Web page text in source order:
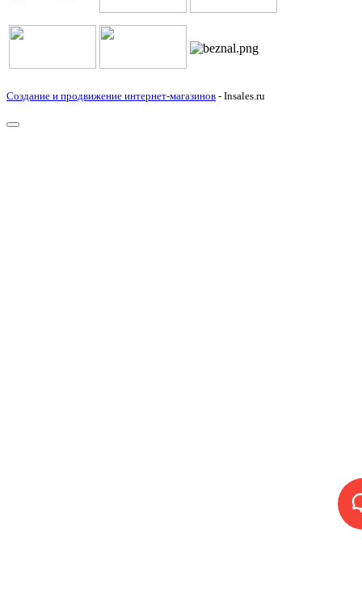
Создание и продвижение интернет-магазинов - Insales.ru